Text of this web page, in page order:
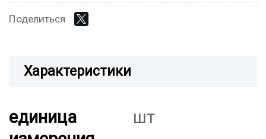
Поделиться
Характеристики
единица
шт